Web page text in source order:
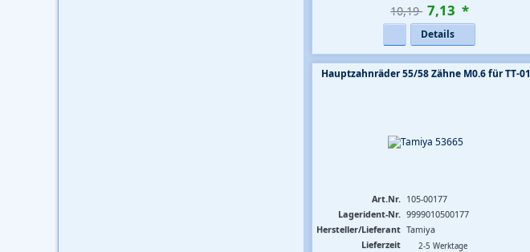
10,19  7,13 *
Details
Hauptzahnräder 55/58 Zähne M0.6 für TT-01
Art.Nr. 105-00177
Lagerident-Nr. 9999010500177
Hersteller/Lieferant Tamiya
Lieferzeit
2-5 Werktage